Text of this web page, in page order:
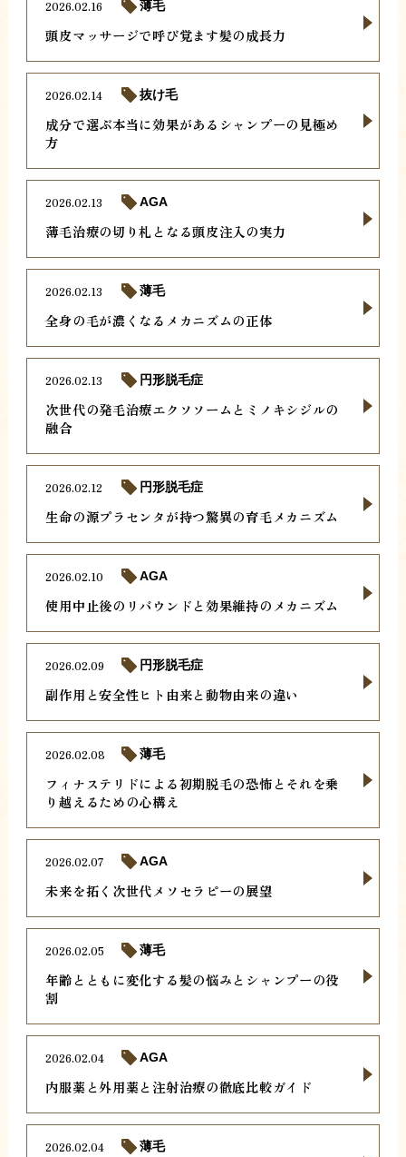
頭皮マッサージで呼び覚ます髪の成長力
2026.02.16 薄毛
成分で選ぶ本当に効果があるシャンプーの見極め
方
2026.02.14 抜け毛
薄毛治療の切り札となる頭皮注入の実力
2026.02.13 AGA
全身の毛が濃くなるメカニズムの正体
2026.02.13 薄毛
次世代の発毛治療エクソソームとミノキシジルの
融合
2026.02.13 円形脱毛症
生命の源プラセンタが持つ驚異の育毛メカニズム
2026.02.12 円形脱毛症
使用中止後のリバウンドと効果維持のメカニズム
2026.02.10 AGA
副作用と安全性ヒト由来と動物由来の違い
2026.02.09 円形脱毛症
フィナステリドによる初期脱毛の恐怖とそれを乗
り越えるための心構え
2026.02.08 薄毛
未来を拓く次世代メソセラピーの展望
2026.02.07 AGA
年齢とともに変化する髪の悩みとシャンプーの役
割
2026.02.05 薄毛
内服薬と外用薬と注射治療の徹底比較ガイド
2026.02.04 AGA
2026.02.04 薄毛